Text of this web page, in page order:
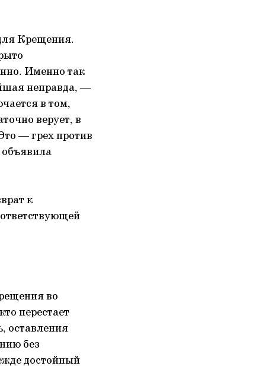
Крещения.
Именно так
неправда, —
в том,
верует, в
— грех против
объявила
к
во
перестает
оставления
без
достойный